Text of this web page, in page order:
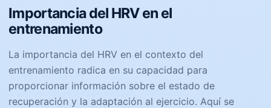
Importancia del HRV en el
entrenamiento
La importancia del HRV en el contexto del
entrenamiento radica en su capacidad para
proporcionar información sobre el estado de
recuperación y la adaptación al ejercicio. Aquí se